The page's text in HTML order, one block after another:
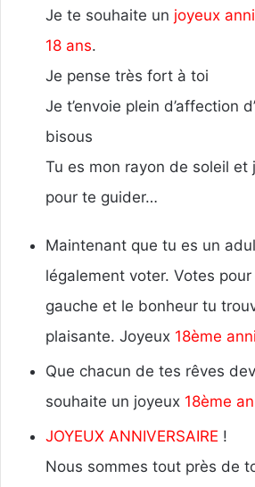
Je te souhaite un joyeux
18 ans.
Je pense très fort à toi
Je t’envoie plein d’affection
bisous
Tu es mon rayon de soleil et
pour te guider…
Maintenant que tu es un
légalement voter. Votes
gauche et le bonheur tu
plaisante. Joyeux 18ème
Que chacun de tes rêves
souhaite un joyeux 18ème
JOYEUX ANNIVERSAIRE !
Nous sommes tout près de